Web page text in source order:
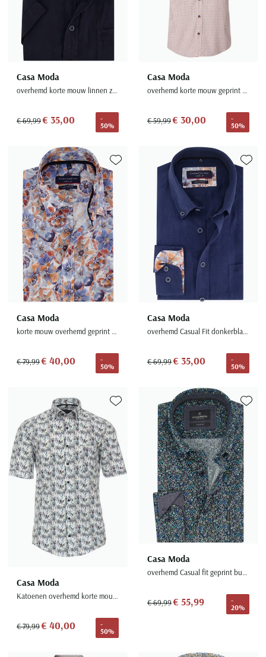
Casa Moda
overhemd korte mouw linnen zwart wijde fit
€ 69,99€ 35,00
-
50%
Casa Moda
overhemd korte mouw geprint oranje wijde fit
€ 59,99€ 30,00
-
50%
Casa Moda
korte mouw overhemd geprint multicolor wijde fit
€ 79,99€ 40,00
-
50%
Toevoegen aan favorieten
Casa Moda
overhemd Casual Fit donkerblauw linnen
€ 69,99€ 35,00
-
50%
Casa Moda
Katoenen overhemd korte mouw normale fit wit geprint
€ 79,99€ 40,00
-
50%
Toevoegen aan favorieten
Casa Moda
overhemd Casual fit geprint button down boord
€ 69,99€ 55,99
-
20%